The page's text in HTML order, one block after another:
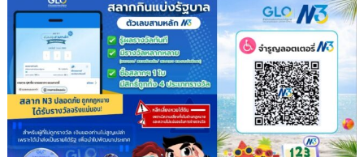
โรง
แรม
เรดิ
สัน
ชาโต
เดอ
แบ
บง
คอค